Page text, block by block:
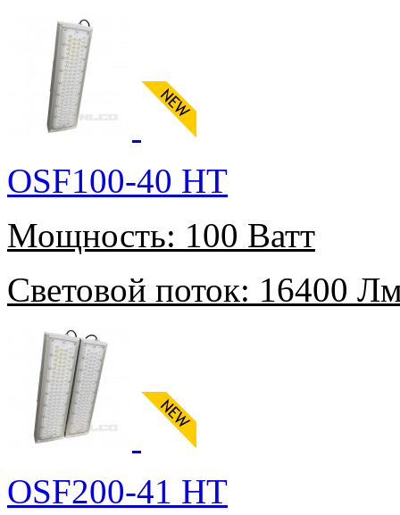
OSF100-40 HT
Мощность: 100 Ватт
Световой поток: 16400
OSF200-41 HT